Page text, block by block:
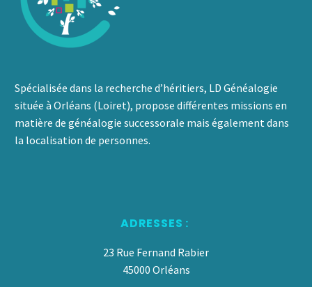
Spécialisée dans la recherche d’héritiers, LD Généalogie
située à Orléans (Loiret), propose différentes missions en
matière de généalogie successorale mais également dans
la localisation de personnes.
ADRESSES :
23 Rue Fernand Rabier
45000 Orléans